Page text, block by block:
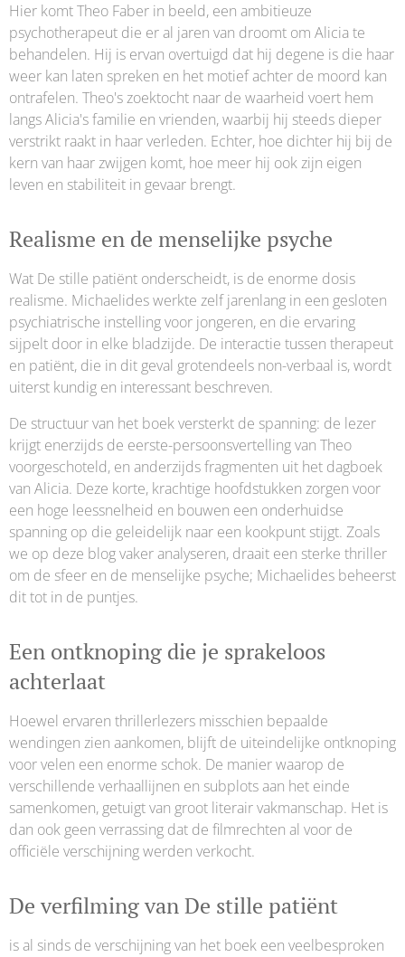
Hier komt Theo Faber in beeld, een ambitieuze
psychotherapeut die er al jaren van droomt om Alicia te
behandelen. Hij is ervan overtuigd dat hij degene is die haar
weer kan laten spreken en het motief achter de moord kan
ontrafelen. Theo's zoektocht naar de waarheid voert hem
langs Alicia's familie en vrienden, waarbij hij steeds dieper
verstrikt raakt in haar verleden. Echter, hoe dichter hij bij de
kern van haar zwijgen komt, hoe meer hij ook zijn eigen
leven en stabiliteit in gevaar brengt.
Realisme en de menselijke psyche
Wat De stille patiënt onderscheidt, is de enorme dosis
realisme. Michaelides werkte zelf jarenlang in een gesloten
psychiatrische instelling voor jongeren, en die ervaring
sijpelt door in elke bladzijde. De interactie tussen therapeut
en patiënt, die in dit geval grotendeels non-verbaal is, wordt
uiterst kundig en interessant beschreven.
De structuur van het boek versterkt de spanning: de lezer
krijgt enerzijds de eerste-persoonsvertelling van Theo
voorgeschoteld, en anderzijds fragmenten uit het dagboek
van Alicia. Deze korte, krachtige hoofdstukken zorgen voor
een hoge leessnelheid en bouwen een onderhuidse
spanning op die geleidelijk naar een kookpunt stijgt. Zoals
we op deze blog vaker analyseren, draait een sterke thriller
om de sfeer en de menselijke psyche; Michaelides beheerst
dit tot in de puntjes.
Een ontknoping die je sprakeloos
achterlaat
Hoewel ervaren thrillerlezers misschien bepaalde
wendingen zien aankomen, blijft de uiteindelijke ontknoping
voor velen een enorme schok. De manier waarop de
verschillende verhaallijnen en subplots aan het einde
samenkomen, getuigt van groot literair vakmanschap. Het is
dan ook geen verrassing dat de filmrechten al voor de
officiële verschijning werden verkocht.
De verfilming van De stille patiënt
is al sinds de verschijning van het boek een veelbesproken